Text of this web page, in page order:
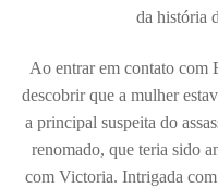
da história
Ao entrar em contato
descobrir que a mulher
a principal suspeita do
renomado, que teria sido
com Victoria. Intrigada com